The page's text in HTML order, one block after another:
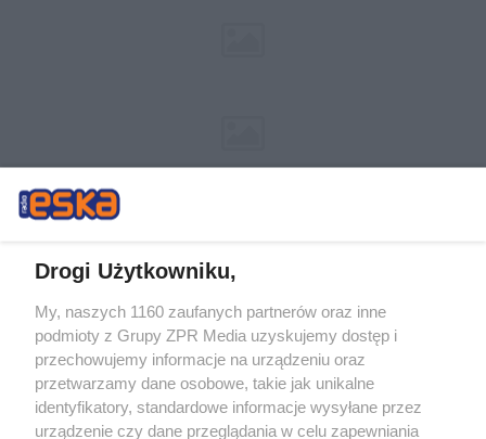
Żaden utwór zamieszczony w serwisie nie może być powielany i
rozpowszechniany lub dalej rozpowszechniany w jakikolwiek sposób (w
tym także elektroniczny lub mechaniczny) na jakimkolwiek polu
eksploatacji w jakiejkolwiek formie, włącznie z umieszczaniem w Internecie
bez pisemnej zgody właściciela praw. Jakiekolwiek użycie lub
wykorzystanie utworów w całości lub w części z naruszeniem prawa, tzn.
bez właściwej zgody, jest zabronione pod groźbą kary i może być ścigane
Drogi Użytkowniku,
My, naszych 1160 zaufanych partnerów oraz inne
podmioty z Grupy ZPR Media uzyskujemy dostęp i
przechowujemy informacje na urządzeniu oraz
przetwarzamy dane osobowe, takie jak unikalne
identyfikatory, standardowe informacje wysyłane przez
urządzenie czy dane przeglądania w celu zapewniania